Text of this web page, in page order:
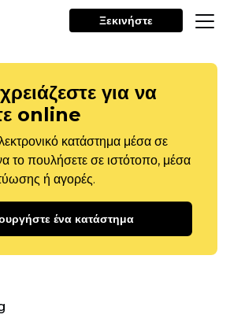
Ξεκινήστε
για να
online
κατάστημα μέσα σε
το πουλήσετε σε ιστότοπο, μέσα
ή αγορές.
ένα κατάστημα